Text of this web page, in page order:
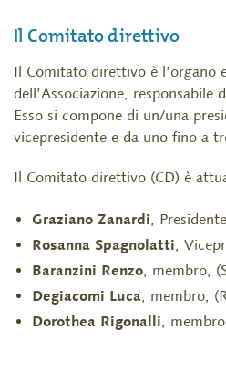
Il Comitato direttivo
Il Comitato direttivo è l’organo
dell’Associazione, responsabile
Esso si compone di un/una
vicepresidente e da uno fino a
Il Comitato direttivo (CD) è
Graziano Zanardi,
Rosanna Spagnolatti,
Baranzini Renzo, membro,
Degiacomi Luca, membro,
Dorothea Rigonalli,